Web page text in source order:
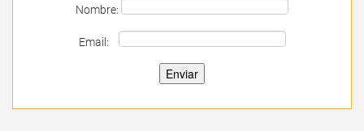
Nombre:
Email: